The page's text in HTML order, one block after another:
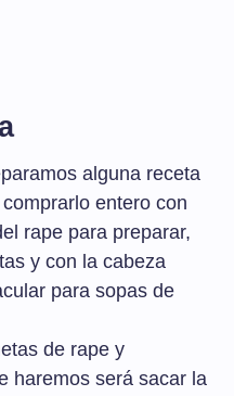
alguna receta
entero con
rape para preparar,
y con la cabeza
para sopas de
de rape y
haremos será sacar la